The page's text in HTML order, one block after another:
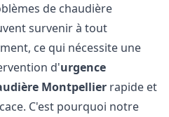
de chaudière
survenir à tout
ce qui nécessite une
d'urgence
Montpellier rapide et
C'est pourquoi notre